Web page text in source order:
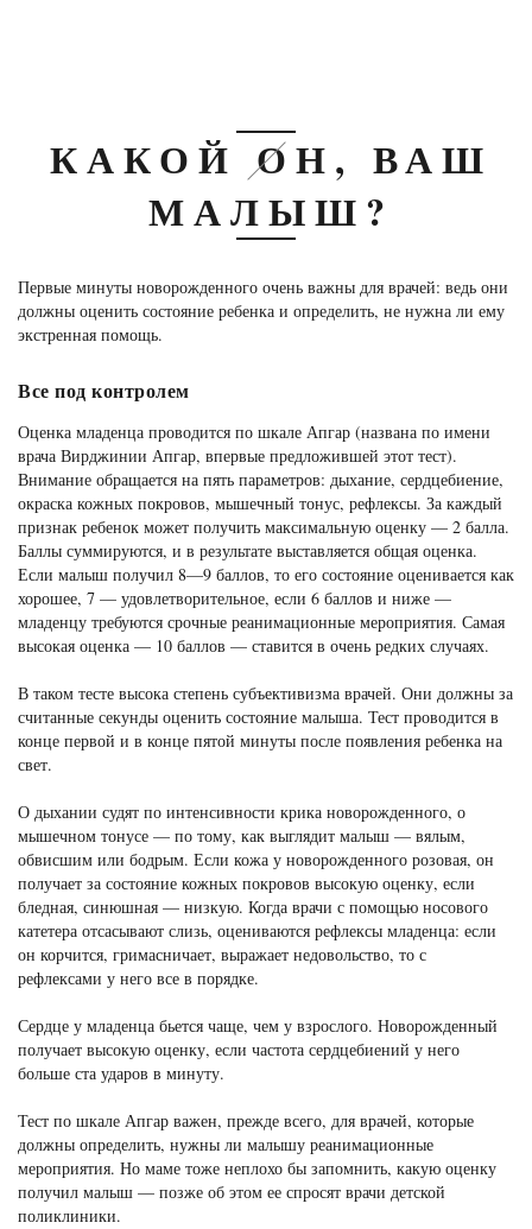
КАКОЙ ОН, ВАШ
МАЛЫШ?
Первые минуты новорожденного очень важны для врачей: ведь они
должны оценить состояние ребенка и определить, не нужна ли ему
экстренная помощь.
Все под контролем
Оценка младенца проводится по шкале Апгар (названа по имени
врача Вирджинии Апгар, впервые предложившей этот тест).
Внимание обращается на пять параметров: дыхание, сердцебиение,
окраска кожных покровов, мышечный тонус, рефлексы. За каждый
признак ребенок может получить максимальную оценку — 2 балла.
Баллы суммируются, и в результате выставляется общая оценка.
Если малыш получил 8—9 баллов, то его состояние оценивается как
хорошее, 7 — удовлетворительное, если 6 баллов и ниже —
младенцу требуются срочные реанимационные мероприятия. Самая
высокая оценка — 10 баллов — ставится в очень редких случаях.
В таком тесте высока степень субъективизма врачей. Они должны за
считанные секунды оценить состояние малыша. Тест проводится в
конце первой и в конце пятой минуты после появления ребенка на
свет.
О дыхании судят по интенсивности крика новорожденного, о
мышечном тонусе — по тому, как выглядит малыш — вялым,
обвисшим или бодрым. Если кожа у новорожденного розовая, он
получает за состояние кожных покровов высокую оценку, если
бледная, синюшная — низкую. Когда врачи с помощью носового
катетера отсасывают слизь, оцениваются рефлексы младенца: если
он корчится, гримасничает, выражает недовольство, то с
рефлексами у него все в порядке.
Сердце у младенца бьется чаще, чем у взрослого. Новорожденный
получает высокую оценку, если частота сердцебиений у него
больше ста ударов в минуту.
Тест по шкале Апгар важен, прежде всего, для врачей, которые
должны определить, нужны ли малышу реанимационные
мероприятия. Но маме тоже неплохо бы запомнить, какую оценку
получил малыш — позже об этом ее спросят врачи детской
поликлиники.